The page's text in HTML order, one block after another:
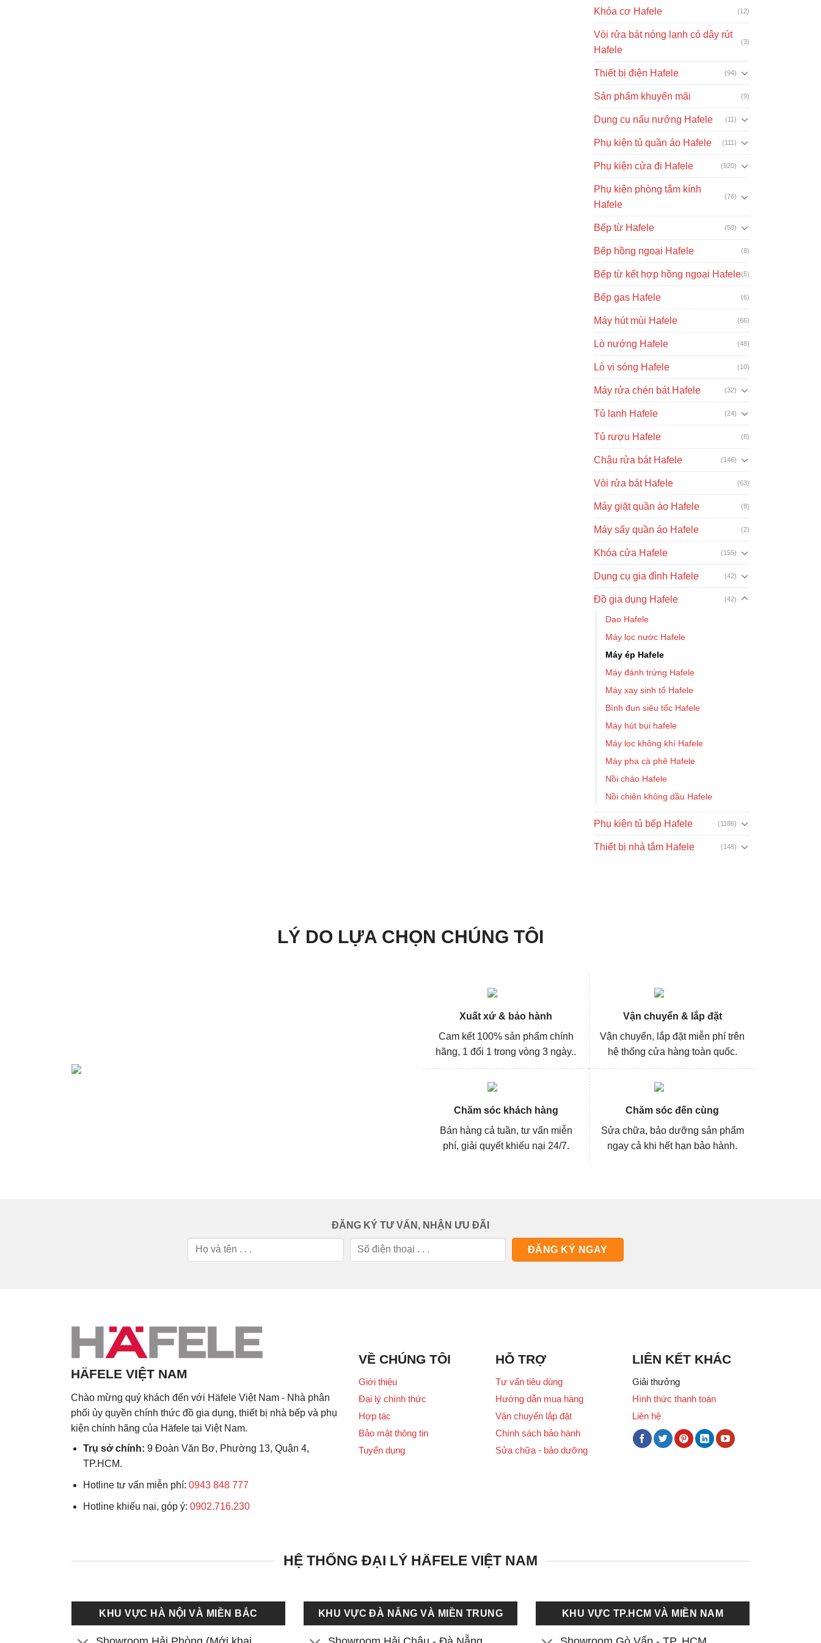
Khóa cơ Hafele (12)
Vòi rửa bát nóng lạnh có dây rút
Hafele
(3)
Thiết bị điện Hafele (94)
Sản phẩm khuyến mãi (9)
Dụng cụ nấu nướng Hafele (11)
Phụ kiện tủ quần áo Hafele (111)
Phụ kiện cửa đi Hafele (520)
Phụ kiện phòng tắm kính
Hafele
(76)
Bếp từ Hafele (50)
Bếp hồng ngoại Hafele (8)
Bếp từ kết hợp hồng ngoại Hafele(5)
Bếp gas Hafele (6)
Máy hút mùi Hafele (66)
Lò nướng Hafele (48)
Lò vi sóng Hafele (10)
Máy rửa chén bát Hafele (32)
Tủ lạnh Hafele (24)
Tủ rượu Hafele (8)
Chậu rửa bát Hafele (146)
Vòi rửa bát Hafele (63)
Máy giặt quần áo Hafele (8)
Máy sấy quần áo Hafele (2)
Khóa cửa Hafele (155)
Dụng cụ gia đình Hafele (42)
Đồ gia dụng Hafele (42)
Dao Hafele
Máy lọc nước Hafele
Máy ép Hafele
Máy đánh trứng Hafele
Máy xay sinh tố Hafele
Bình đun siêu tốc Hafele
Máy hút bụi hafele
Máy lọc không khí Hafele
Máy pha cà phê Hafele
Nồi chảo Hafele
Nồi chiên không dầu Hafele
Phụ kiện tủ bếp Hafele (1186)
Thiết bị nhà tắm Hafele (148)
LÝ DO LỰA CHỌN CHÚNG TÔI
Xuất xứ & bảo hành
Cam kết 100% sản phẩm chính
hãng, 1 đổi 1 trong vòng 3 ngày..
Vận chuyển & lắp đặt
Vận chuyển, lắp đặt miễn phí trên
hệ thống cửa hàng toàn quốc.
Chăm sóc khách hàng
Bán hàng cả tuần, tư vấn miễn
phí, giải quyết khiếu nại 24/7.
Chăm sóc đến cùng
Sửa chữa, bảo dưỡng sản phẩm
ngay cả khi hết hạn bảo hành.
ĐĂNG KÝ TƯ VẤN, NHẬN ƯU ĐÃI
HÄFELE VIỆT NAM
Chào mừng quý khách đến với Häfele Việt Nam - Nhà phân
phối ủy quyền chính thức đồ gia dụng, thiết bị nhà bếp và phụ
kiện chính hãng của Häfele tại Việt Nam.
Trụ sở chính: 9 Đoàn Văn Bơ, Phường 13, Quận 4,
TP.HCM.
Hotline tư vấn miễn phí:0943 848 777
Hotline khiếu nại, góp ý:0902.716.230
VỀ CHÚNG TÔI
Giới thiệu
Đại lý chính thức
Hợp tác
Bảo mật thông tin
Tuyển dụng
HỖ TRỢ
Tư vấn tiêu dùng
Hướng dẫn mua hàng
Vận chuyển lắp đặt
Chính sách bảo hành
Sửa chữa - bảo dưỡng
LIÊN KẾT KHÁC
Giải thưởng
Hình thức thanh toán
Liên hệ
HỆ THỐNG ĐẠI LÝ HÄFELE VIỆT NAM
KHU VỰC HÀ NỘI VÀ MIỀN BẮC KHU VỰC ĐÀ NẴNG VÀ MIỀN TRUNG KHU VỰC TP.HCM VÀ MIỀN NAM